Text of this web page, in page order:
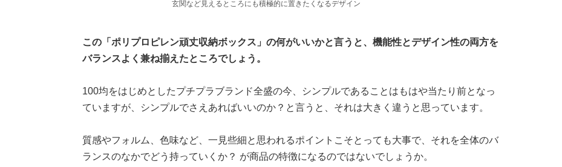
玄関など見えるところにも積極的に置きたくなるデザイン
この「ポリプロピレン頑丈収納ボックス」の何がいいかと言うと、機能性とデザイン性の両方を
バランスよく兼ね揃えたところでしょう。
100均をはじめとしたプチプラブランド全盛の今、シンプルであることはもはや当たり前となっ
ていますが、シンプルでさえあればいいのか？と言うと、それは大きく違うと思っています。
質感やフォルム、色味など、一見些細と思われるポイントこそとっても大事で、それを全体のバ
ランスのなかでどう持っていくか？ が商品の特徴になるのではないでしょうか。